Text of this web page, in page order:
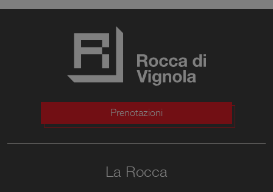
Prenotazioni
La Rocca